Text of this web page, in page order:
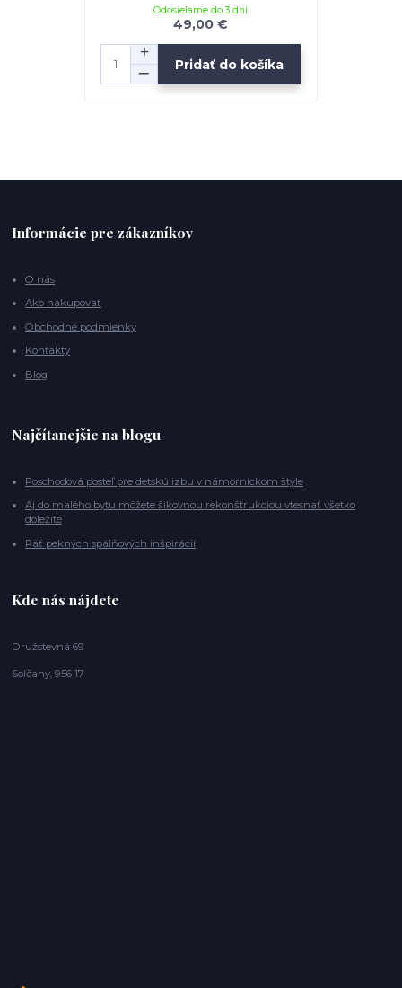
49,00 €
Odosielame do 3 dní
Pridať do košíka
Informácie pre zákazníkov
O nás
Ako nakupovať
Obchodné podmienky
Kontakty
Blog
Najčítanejšie na blogu
Poschodová posteľ pre detskú izbu v námorníckom štýle
Aj do malého bytu môžete šikovnou rekonštrukciou vtesnať všetko
dôležité
Päť pekných spálňových inšpirácií
Kde nás nájdete
Družstevná 69
Solčany, 956 17